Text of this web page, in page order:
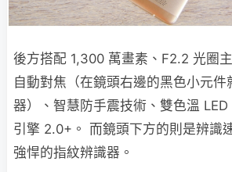
後方搭配 1,300 萬畫素、F2.2 光圈
自動對焦（在鏡頭右邊的黑色小元件
器）、智慧防手震技術、雙色溫
引擎 2.0+。 而鏡頭下方的則是辨識
強悍的指紋辨識器。